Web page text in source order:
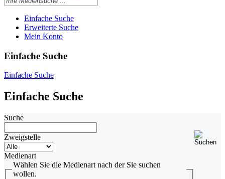
Einfache Suche
Erweiterte Suche
Mein Konto
Einfache Suche
Einfache Suche
Einfache Suche
Suche
Zweigstelle
Medienart
Wählen Sie die Medienart nach der Sie suchen
wollen.